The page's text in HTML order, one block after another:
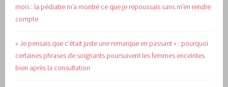
mois : la pédiatre m’a montré ce que je repoussais sans m’en rendre
compte
« Je pensais que c’était juste une remarque en passant » : pourquoi
certaines phrases de soignants poursuivent les femmes enceintes
bien après la consultation